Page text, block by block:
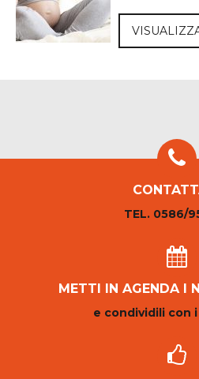
TEL. 0586/
METTI IN AGENDA I
e condividili con